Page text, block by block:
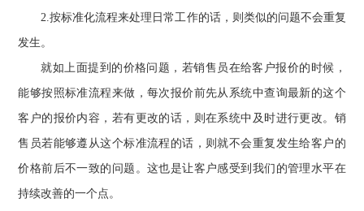
2.按标准化流程来处理日常工作的话，则类似的问题不会重复
发生。
就如上面提到的价格问题，若销售员在给客户报价的时候，
能够按照标准流程来做，每次报价前先从系统中查询最新的这个
客户的报价内容，若有更改的话，则在系统中及时进行更改。销
售员若能够遵从这个标准流程的话，则就不会重复发生给客户的
价格前后不一致的问题。这也是让客户感受到我们的管理水平在
持续改善的一个点。